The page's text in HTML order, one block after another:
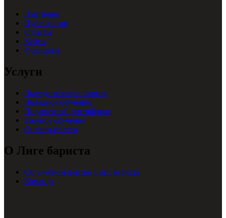
Партнеры
Публикации
Отзывы
Кейсы
Франшиза
Услуги
Выездные мероприятия
Выездное обучение
Подарочный сертификат
Заочное обучение
Онлайн-оплата
О Лиге бариста
Об учебном центре Лиге Бариста
Команда